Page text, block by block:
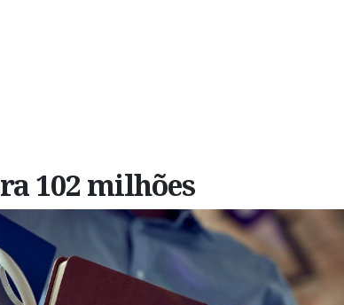
102 milhões